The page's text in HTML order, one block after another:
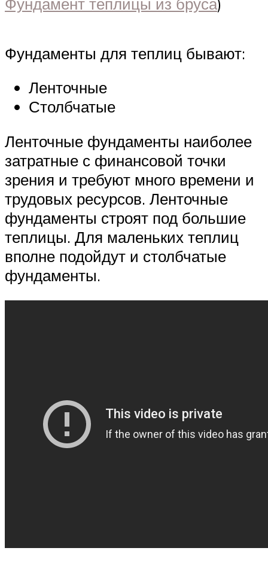
Фундаменты для теплиц бывают:
Ленточные
Столбчатые
Ленточные фундаменты наиболее
затратные с финансовой точки
зрения и требуют много времени и
трудовых ресурсов. Ленточные
фундаменты строят под большие
теплицы. Для маленьких теплиц
вполне подойдут и столбчатые
фундаменты.